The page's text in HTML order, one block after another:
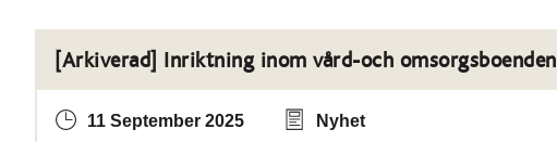
[Arkiverad] Inriktning inom vård-och omsorgsboenden
11 September 2025 Nyhet